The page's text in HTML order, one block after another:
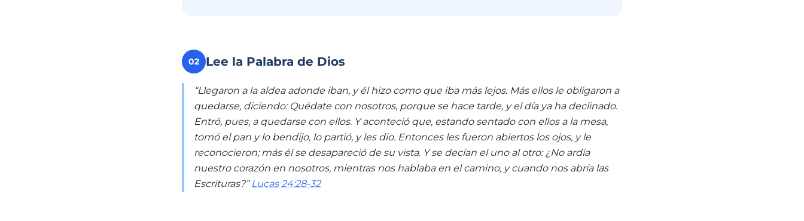
02 Lee la Palabra de Dios
“Llegaron a la aldea adonde iban, y él hizo como que iba más lejos. Más ellos le obligaron a
quedarse, diciendo: Quédate con nosotros, porque se hace tarde, y el día ya ha declinado.
Entró, pues, a quedarse con ellos. Y aconteció que, estando sentado con ellos a la mesa,
tomó el pan y lo bendijo, lo partió, y les dio. Entonces les fueron abiertos los ojos, y le
reconocieron; más él se desapareció de su vista. Y se decían el uno al otro: ¿No ardía
nuestro corazón en nosotros, mientras nos hablaba en el camino, y cuando nos abría las
Escrituras?” Lucas 24:28-32